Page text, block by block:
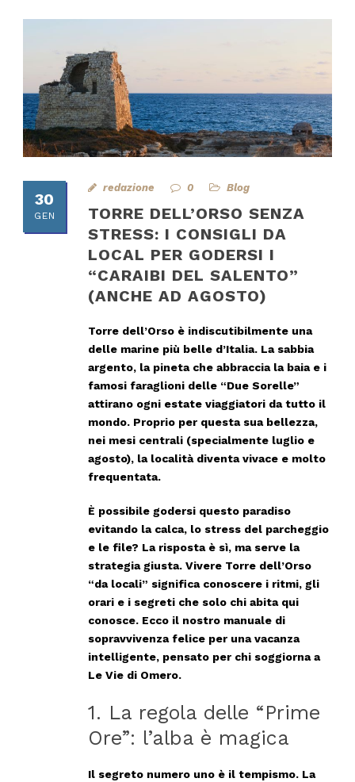
30
GEN
redazione 0 Blog
TORRE DELL’ORSO SENZA
STRESS: I CONSIGLI DA
LOCAL PER GODERSI I
“CARAIBI DEL SALENTO”
(ANCHE AD AGOSTO)
Torre dell’Orso è indiscutibilmente una
delle marine più belle d’Italia. La sabbia
argento, la pineta che abbraccia la baia e i
famosi faraglioni delle “Due Sorelle”
attirano ogni estate viaggiatori da tutto il
mondo. Proprio per questa sua bellezza,
nei mesi centrali (specialmente luglio e
agosto), la località diventa vivace e molto
frequentata.
È possibile godersi questo paradiso
evitando la calca, lo stress del parcheggio
e le file? La risposta è sì, ma serve la
strategia giusta. Vivere Torre dell’Orso
“da locali” significa conoscere i ritmi, gli
orari e i segreti che solo chi abita qui
conosce. Ecco il nostro manuale di
sopravvivenza felice per una vacanza
intelligente, pensato per chi soggiorna a
Le Vie di Omero.
1. La regola delle “Prime
Ore”: l’alba è magica
Il segreto numero uno è il tempismo. La